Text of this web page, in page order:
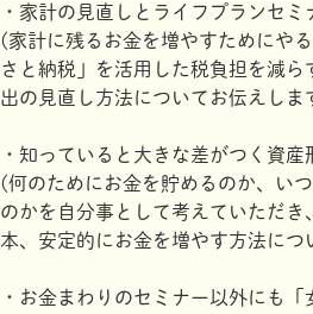
・家計の見直しとライフプランセミ
(家計に残るお金を増やすためにや
さと納税」を活用した税負担を減ら
出の見直し方法についてお伝えしま
・知っていると大きな差がつく資産
(何のためにお金を貯めるのか、い
のかを自分事として考えていただき
本、安定的にお金を増やす方法につ
・お金まわりのセミナー以外にも